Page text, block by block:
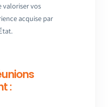
valoriser vos
acquise par
: